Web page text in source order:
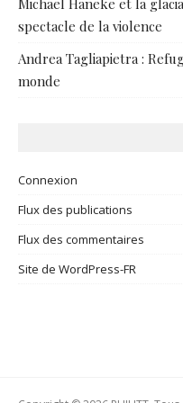
spectacle de la violence
Andrea Tagliapietra :
monde
Connexion
Flux des publications
Flux des commentaires
Site de WordPress-FR